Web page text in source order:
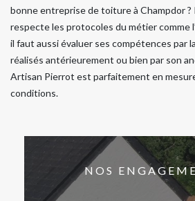
bonne entreprise de toiture à Champdor ?
respecte les protocoles du métier comme
il faut aussi évaluer ses compétences par
réalisés antérieurement ou bien par son
Artisan Pierrot est parfaitement en
conditions.
NOS